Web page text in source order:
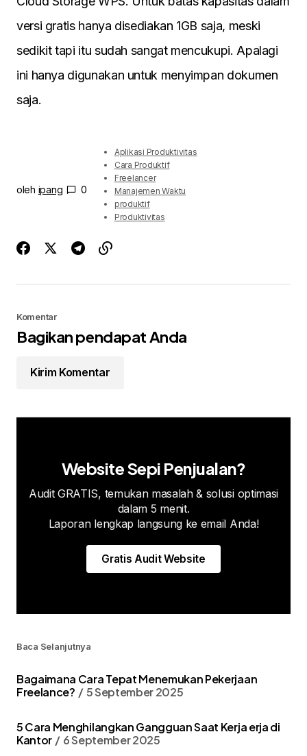
versi gratis hanya disediakan 1GB saja, meski
sedikit tapi itu sudah sangat mencukupi. Apalagi
ini hanya digunakan untuk menyimpan dokumen
saja.
oleh ipang 0
Aplikasi Produktivitas
Cara Produktif
Freelancer
Manajemen Waktu
produktif
Produktivitas
Komentar
Bagikan pendapat Anda
Kirim Komentar
Website Sepi Penjualan?
Audit GRATIS, temukan masalah & solusi optimasi
dalam 5 menit.
Laporan lengkap langsung ke email Anda!
Gratis Audit Website
Baca Selanjutnya
Bagaimana Cara Tepat Menemukan Pekerjaan
Freelance?
5 September 2025
5 Cara Menghilangkan Gangguan Saat Kerja erja di
Kantor
6 September 2025